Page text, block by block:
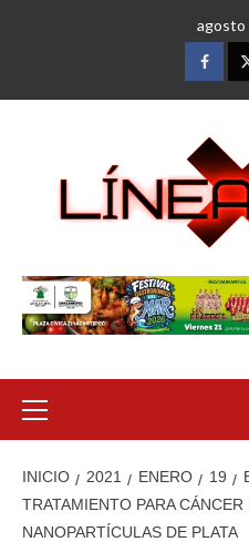
agosto
primario
INICIO 2021 ENERO 19
TRATAMIENTO PARA
NANOPARTÍCULAS DE PLATA